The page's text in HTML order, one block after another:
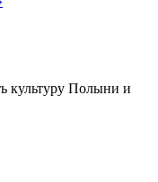
культуру Полыни и